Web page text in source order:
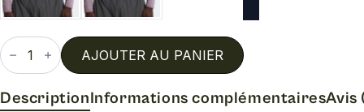
quantité
de
Pochette
unisex
AJOUTER AU PANIER
DescriptionInformations complémentairesAvis